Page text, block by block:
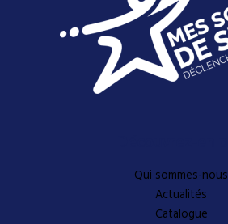
Qui sommes-nous
Actualités
Catalogue